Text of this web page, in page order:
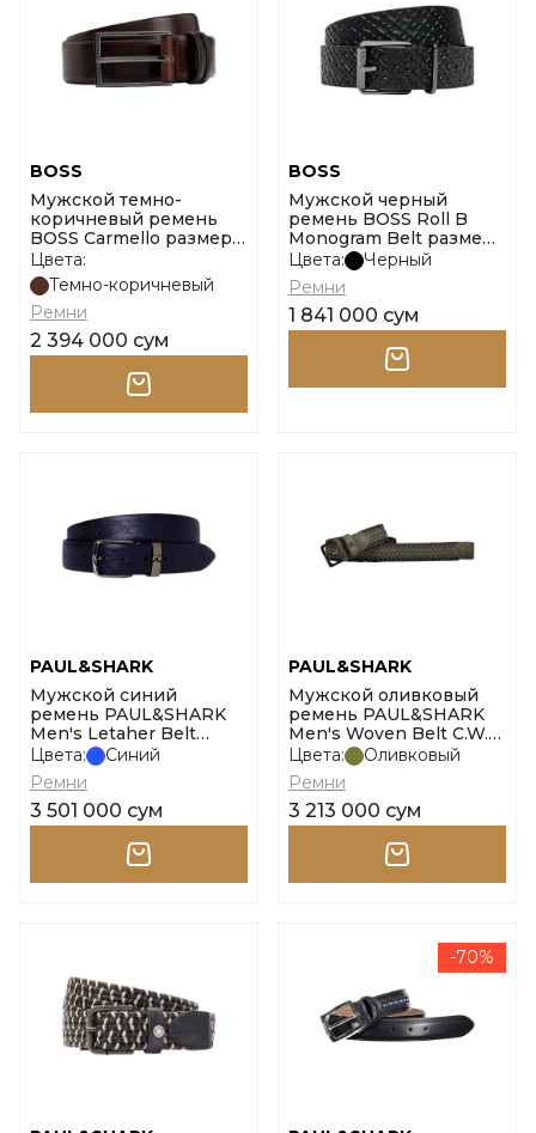
BOSS
Мужской темно-
коричневый ремень
BOSS Carmello размер
95
Цвета:
Темно-коричневый
Ремни
2 394 000 сум
BOSS
Мужской черный
ремень BOSS Roll B
Monogram Belt размер
110
Цвета:
Черный
Ремни
1 841 000 сум
PAUL&SHARK
Мужской синий
ремень PAUL&SHARK
Men's Letaher Belt
размер 100
Цвета:
Синий
Ремни
3 501 000 сум
PAUL&SHARK
Мужской оливковый
ремень PAUL&SHARK
Men's Woven Belt C.W.
Elastic Fabric размер 95
Цвета:
Оливковый
Ремни
3 213 000 сум
-70%